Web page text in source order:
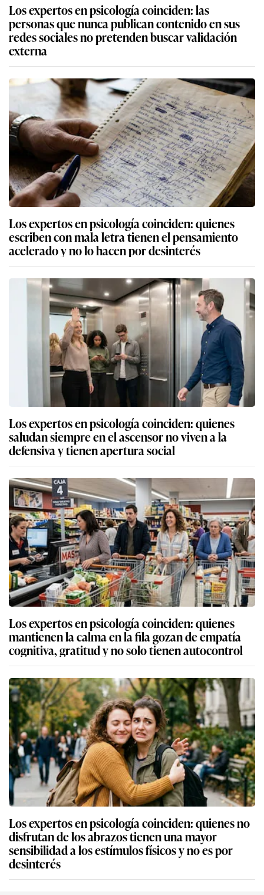
Los expertos en psicología coinciden: las
personas que nunca publican contenido en sus
redes sociales no pretenden buscar validación
externa
Los expertos en psicología coinciden: quienes
escriben con mala letra tienen el pensamiento
acelerado y no lo hacen por desinterés
Los expertos en psicología coinciden: quienes
saludan siempre en el ascensor no viven a la
defensiva y tienen apertura social
Los expertos en psicología coinciden: quienes
mantienen la calma en la fila gozan de empatía
cognitiva, gratitud y no solo tienen autocontrol
Los expertos en psicología coinciden: quienes no
disfrutan de los abrazos tienen una mayor
sensibilidad a los estímulos físicos y no es por
desinterés